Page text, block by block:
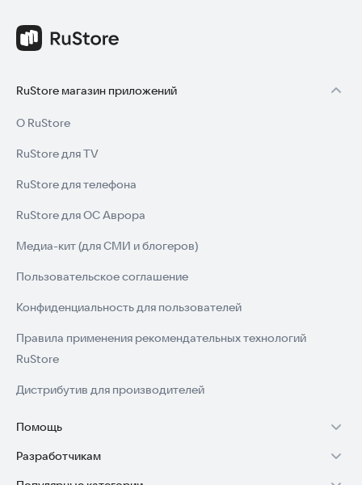
RuStore магазин приложений
О RuStore
RuStore для TV
RuStore для телефона
RuStore для ОС Аврора
Медиа-кит (для СМИ и блогеров)
Пользовательское соглашение
Конфиденциальность для пользователей
Правила применения рекомендательных технологий
RuStore
Дистрибутив для производителей
Помощь
Установка RuStore на TV
Разработчикам